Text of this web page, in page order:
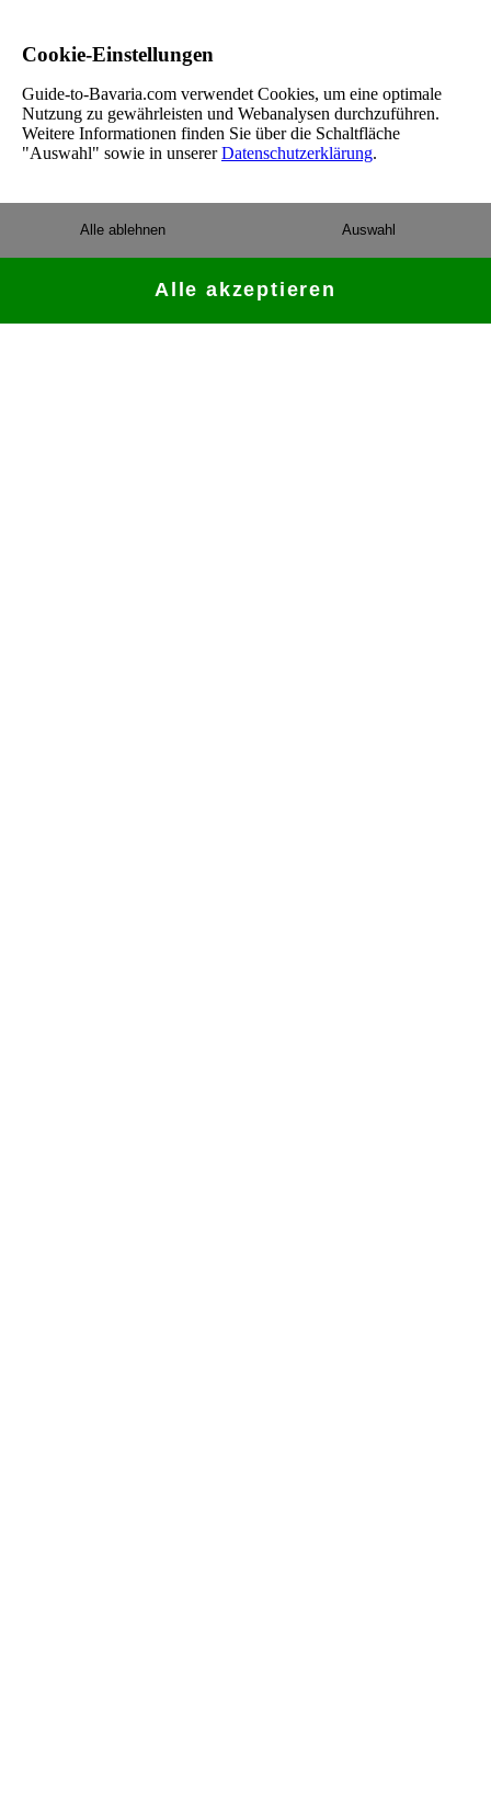
Cookie-Einstellungen
Guide-to-Bavaria.com verwendet Cookies, um eine optimale
Nutzung zu gewährleisten und Webanalysen durchzuführen.
Weitere Informationen finden Sie über die Schaltfläche
"Auswahl" sowie in unsererDatenschutzerklärung.
Auswahl
Alle ablehnen
Alle akzeptieren